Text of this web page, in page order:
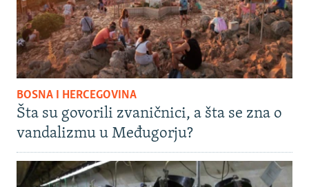
BOSNA I HERCEGOVINA
Šta su govorili zvaničnici, a šta se zna o
vandalizmu u Međugorju?